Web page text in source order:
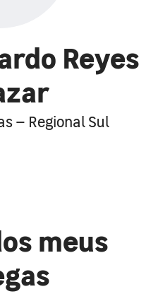
Reyes
– Regional Sul
meus